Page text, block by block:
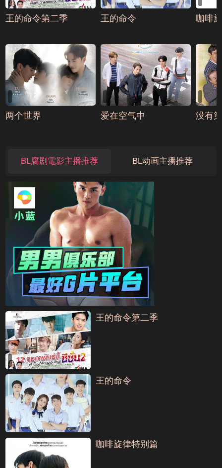
王的命令第二季 王的命令 咖啡
两个世界 爱在空气中 没有
BL腐剧電影主播推荐 BL动画主播推荐
王的命令第二季
王的命令
咖啡旋律特别篇